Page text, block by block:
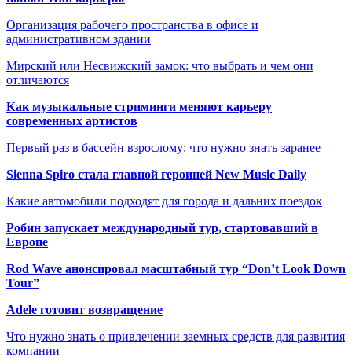
Организация рабочего пространства в офисе и
административном здании
Мирский или Несвижский замок: что выбрать и чем они
отличаются
Как музыкальные стриминги меняют карьеру
современных артистов
Первый раз в бассейн взрослому: что нужно знать заранее
Sienna Spiro стала главной героиней New Music Daily
Какие автомобили подходят для города и дальних поездок
Робин запускает международный тур, стартовавший в
Европе
Rod Wave анонсировал масштабный тур “Don’t Look Down
Tour”
Adele готовит возвращение
Что нужно знать о привлечении заемных средств для развития
компании